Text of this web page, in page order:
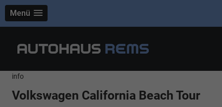
Menü
info
Volkswagen California Beach Tour